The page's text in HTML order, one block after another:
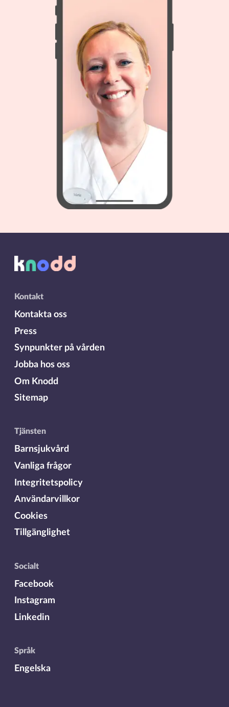
Kontakt
Kontakta oss
Press
Synpunkter på vården
Jobba hos oss
Om Knodd
Sitemap
Tjänsten
Barnsjukvård
Vanliga frågor
Integritetspolicy
Användarvillkor
Cookies
Tillgänglighet
Socialt
Facebook
Instagram
Linkedin
Språk
Engelska